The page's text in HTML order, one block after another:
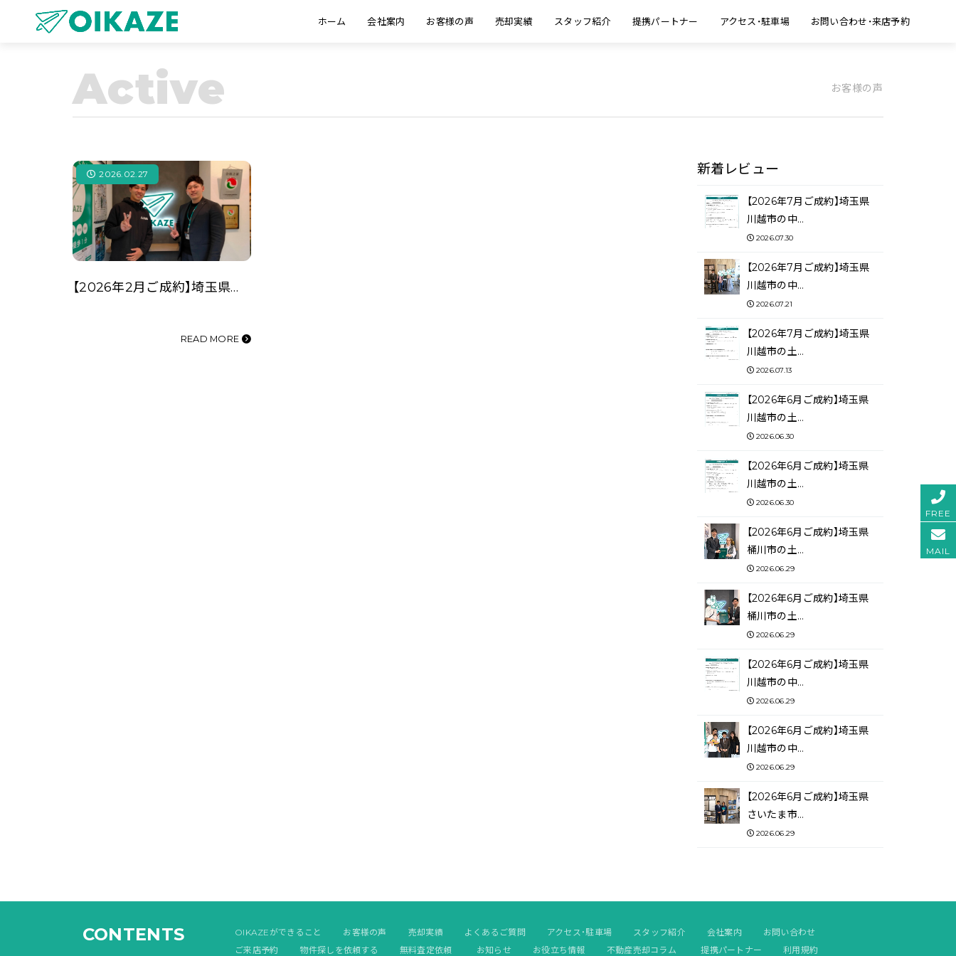
ホーム 会社案内 お客様の声 売却実績 スタッフ紹介 提携パートナー アクセス・駐車場 お問い合わせ・来店予約
Active お客様の声
2026.02.27
【2026年2月ご成約】埼玉県川越市の事業用不動産の賃貸契約をされた一般社団法人L様
READ MORE
新着レビュー
【2026年7月ご成約】埼玉県
川越市の中…
2026.07.30
【2026年7月ご成約】埼玉県
川越市の中…
2026.07.21
【2026年7月ご成約】埼玉県
川越市の土…
2026.07.13
【2026年6月ご成約】埼玉県
川越市の土…
2026.06.30
【2026年6月ご成約】埼玉県
川越市の土…
2026.06.30
【2026年6月ご成約】埼玉県
桶川市の土…
2026.06.29
【2026年6月ご成約】埼玉県
桶川市の土…
2026.06.29
【2026年6月ご成約】埼玉県
川越市の中…
2026.06.29
【2026年6月ご成約】埼玉県
川越市の中…
2026.06.29
【2026年6月ご成約】埼玉県
さいたま市…
2026.06.29
CONTENTS OIKAZEができること お客様の声 売却実績 よくあるご質問 アクセス・駐車場 スタッフ紹介 会社案内
お問い合わせ
ご来店予約
物件探しを依頼する 無料査定依頼 お知らせ お役立ち情報 不動産売却コラム 提携パートナー 利用規約
FREE
MAIL